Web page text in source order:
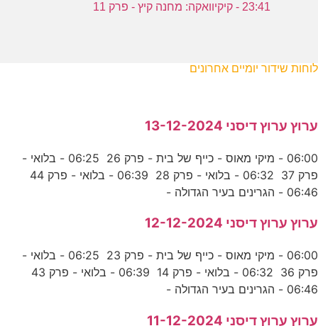
23:41 - קיקיוואקה: מחנה קיץ - פרק 11
לוחות שידור יומיים אחרונים
ערוץ ערוץ דיסני 13-12-2024
06:00 - מיקי מאוס - כייף של בית - פרק 26 06:25 - בלואי -
06:46 - הגרינים בעיר הגדולה -
ערוץ ערוץ דיסני 12-12-2024
06:00 - מיקי מאוס - כייף של בית - פרק 23 06:25 - בלואי -
06:46 - הגרינים בעיר הגדולה -
ערוץ ערוץ דיסני 11-12-2024